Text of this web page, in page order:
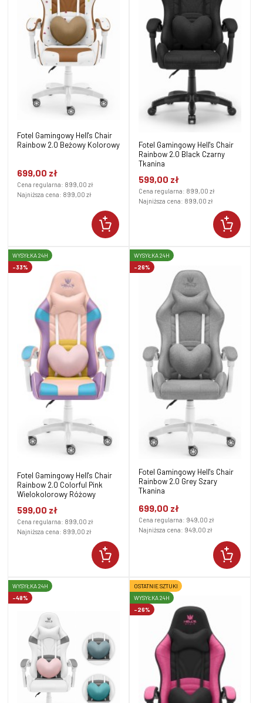
Fotel Gamingowy Hell's Chair
Rainbow 2.0 Beżowy Kolorowy
699,00 zł
Cena regularna: 899,00 zł
Najniższa cena: 899,00 zł
Fotel Gamingowy Hell's Chair
Rainbow 2.0 Black Czarny
Tkanina
599,00 zł
Cena regularna: 899,00 zł
Najniższa cena: 899,00 zł
Fotel Gamingowy Hell's Chair
Rainbow 2.0 Colorful Pink
Wielokolorowy Różowy
599,00 zł
Cena regularna: 899,00 zł
Najniższa cena: 899,00 zł
-33%
WYSYŁKA 24H
Fotel Gamingowy Hell's Chair
Rainbow 2.0 Grey Szary
Tkanina
699,00 zł
Cena regularna: 949,00 zł
Najniższa cena: 949,00 zł
-26%
WYSYŁKA 24H
-48%
WYSYŁKA 24H
-26%
OSTATNIE SZTUKI
WYSYŁKA 24H